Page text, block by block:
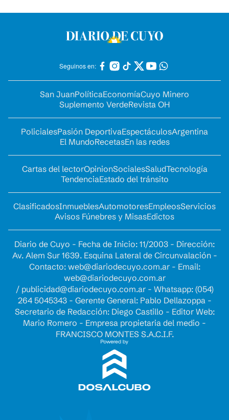
Seguinos en:
San JuanPolíticaEconomíaCuyo Minero
Suplemento VerdeRevista OH
PolicialesPasión DeportivaEspectáculosArgentina
El MundoRecetasEn las redes
Cartas del lectorOpinionSocialesSaludTecnología
TendenciaEstado del tránsito
ClasificadosInmueblesAutomotoresEmpleosServicios
Avisos Fúnebres y MisasEdictos
Diario de Cuyo - Fecha de Inicio: 11/2003 - Dirección:
Av. Alem Sur 1639. Esquina Lateral de Circunvalación -
Contacto: web@diariodecuyo.com.ar- Email:
web@diariodecuyo.com.ar
/ publicidad@diariodecuyo.com.ar- Whatsapp: (054)
264 5045343 - Gerente General: Pablo Dellazoppa -
Secretario de Redacción: Diego Castillo - Editor Web:
Mario Romero - Empresa propietaria del medio -
FRANCISCO MONTES S.A.C.I.F.